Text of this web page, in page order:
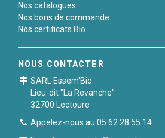
Nos catalogues
Nos bons de commande
Nos certificats Bio
NOUS CONTACTER
SARL Essem'Bio
Lieu-dit "La Revanche"
32700 Lectoure
Appelez-nous au 05.62.28.55.14